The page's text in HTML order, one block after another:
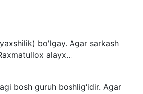
bo'lgay. Agar sarkash
alayx...
bosh guruh boshlig‘idir. Agar